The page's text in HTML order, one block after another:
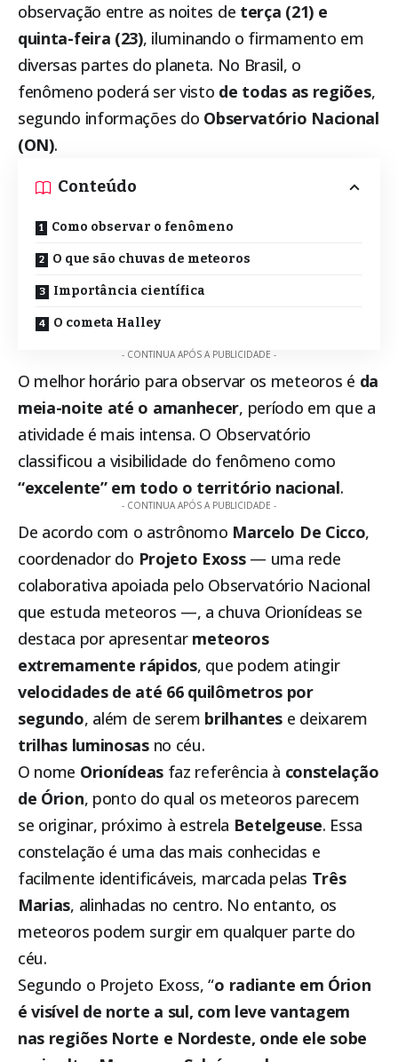
observação entre as noites de terça (21) e
quinta-feira (23), iluminando o firmamento em
diversas partes do planeta. No Brasil, o
fenômeno poderá ser visto de todas as regiões,
segundo informações do Observatório Nacional
(ON).
Conteúdo
Como observar o fenômeno
O que são chuvas de meteoros
Importância científica
O cometa Halley
- CONTINUA APÓS A PUBLICIDADE -
O melhor horário para observar os meteoros é da
meia-noite até o amanhecer, período em que a
atividade é mais intensa. O Observatório
classificou a visibilidade do fenômeno como
“excelente” em todo o território nacional.
- CONTINUA APÓS A PUBLICIDADE -
De acordo com o astrônomo Marcelo De Cicco,
coordenador do Projeto Exoss— uma rede
colaborativa apoiada pelo Observatório Nacional
que estuda meteoros —, a chuva Orionídeas se
destaca por apresentar meteoros
extremamente rápidos, que podem atingir
velocidades de até 66 quilômetros por
segundo, além de serem brilhantes e deixarem
trilhas luminosasno céu.
O nome Orionídeasfaz referência à constelação
de Órion, ponto do qual os meteoros parecem
se originar, próximo à estrela Betelgeuse. Essa
constelação é uma das mais conhecidas e
facilmente identificáveis, marcada pelas Três
Marias, alinhadas no centro. No entanto, os
meteoros podem surgir em qualquer parte do
céu.
Segundo o Projeto Exoss, “o radiante em Órion
é visível de norte a sul, com leve vantagem
nas regiões Norte e Nordeste, onde ele sobe